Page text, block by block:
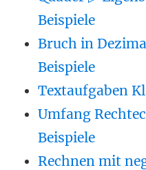
Beispiele
Bruch in
Beispiele
Textaufgaben
Umfang
Beispiele
Rechnen mit